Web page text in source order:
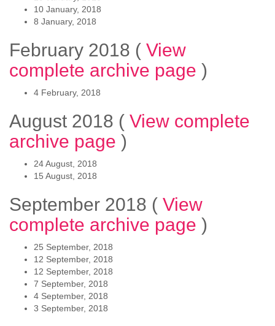
10 January, 2018
8 January, 2018
February 2018 ( View
complete archive page )
4 February, 2018
August 2018 ( View complete
archive page )
24 August, 2018
15 August, 2018
September 2018 ( View
complete archive page )
25 September, 2018
12 September, 2018
12 September, 2018
7 September, 2018
4 September, 2018
3 September, 2018